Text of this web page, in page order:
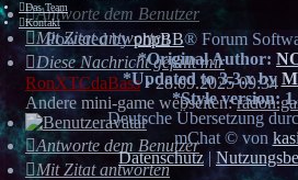
Antworte dem Benutzer
Mit Zitat antworten
Diese Nachricht gefällt mir
RonXTCdaBass•28.09.2025 09:34
Andere mini-game webseiten:
Antworte dem Benutzer
Mit Zitat antworten
Das Team
Kontakt
Powered byphpBB® Forum
*Original Author:
*Updated to 3.3.x by
*Style version:
Deutsche Übersetzung
mChat © von
Datenschutz|